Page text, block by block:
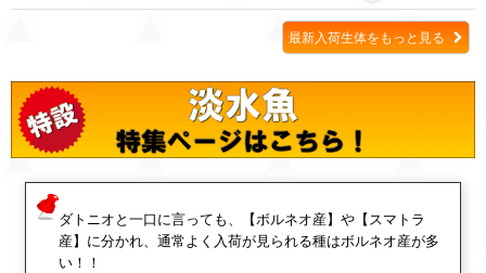
最新入荷生体をもっと見る
ダトニオと一口に言っても、【ボルネオ産】や【スマトラ
産】に分かれ、通常よく入荷が見られる種はボルネオ産が多
い！！